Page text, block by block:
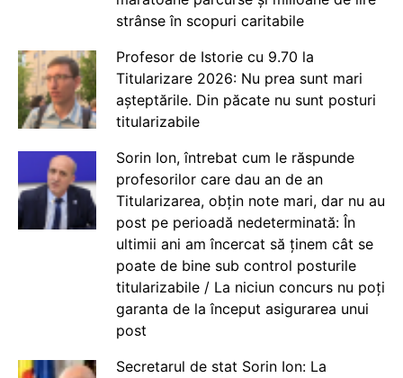
strânse în scopuri caritabile
Profesor de Istorie cu 9.70 la
Titularizare 2026: Nu prea sunt mari
așteptările. Din păcate nu sunt posturi
titularizabile
Sorin Ion, întrebat cum le răspunde
profesorilor care dau an de an
Titularizarea, obțin note mari, dar nu au
post pe perioadă nedeterminată: În
ultimii ani am încercat să ținem cât se
poate de bine sub control posturile
titularizabile / La niciun concurs nu poți
garanta de la început asigurarea unui
post
Secretarul de stat Sorin Ion: La